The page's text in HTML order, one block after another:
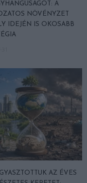
A
NÖVÉNYZET
IDEJÉN IS OKOSABB
AZ ÉVES